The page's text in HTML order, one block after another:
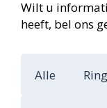
Wilt u
heeft, bel ons
Alle